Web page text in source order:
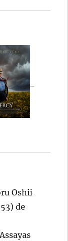
Oshii
de